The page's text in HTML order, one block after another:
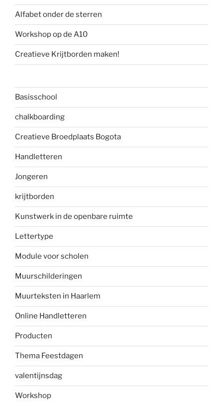
Alfabet onder de sterren
Workshop op de A10
Creatieve Krijtborden maken!
Basisschool
chalkboarding
Creatieve Broedplaats Bogota
Handletteren
Jongeren
krijtborden
Kunstwerk in de openbare ruimte
Lettertype
Module voor scholen
Muurschilderingen
Muurteksten in Haarlem
Online Handletteren
Producten
Thema Feestdagen
valentijnsdag
Workshop